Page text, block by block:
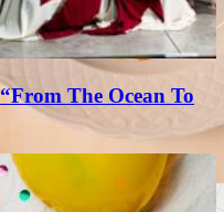
The Ocean To